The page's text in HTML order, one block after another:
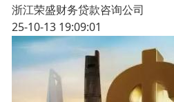
浙江荣盛财务贷款咨询公司
25-10-13 19:09:01